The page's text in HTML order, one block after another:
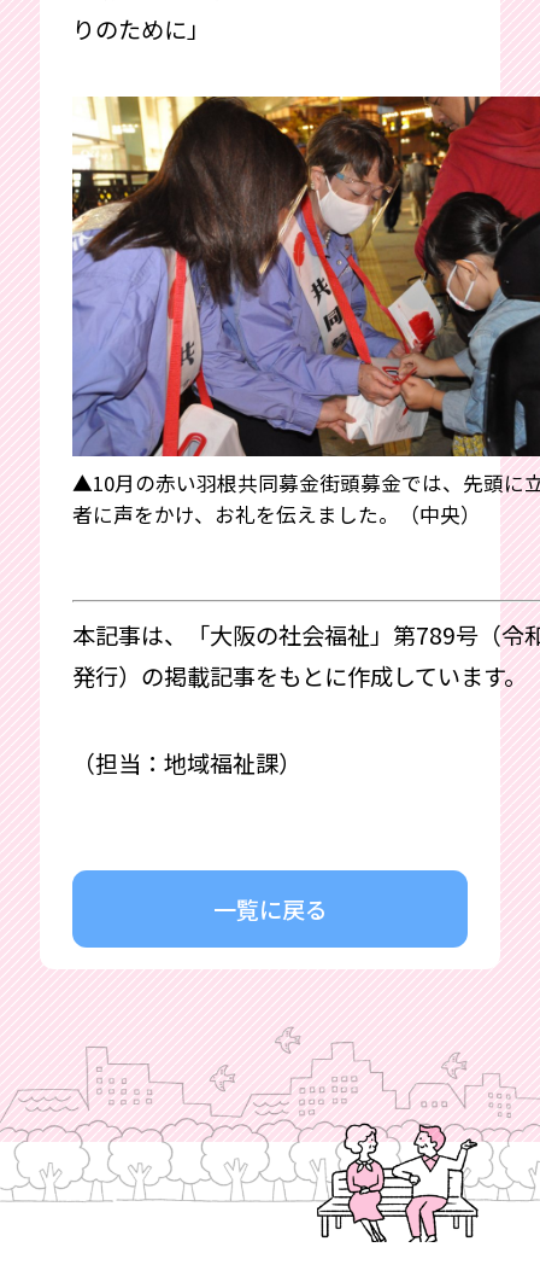
りのために」
▲10月の赤い羽根共同募金街頭募金では、先頭に
者に声をかけ、お礼を伝えました。（中央）
本記事は、「大阪の社会福祉」第789号（令
発行）の掲載記事をもとに作成しています。
（担当：地域福祉課）
一覧に戻る